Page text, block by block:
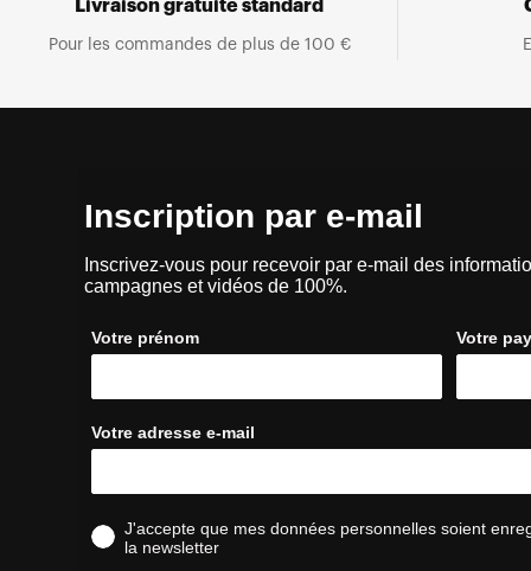
Livraison gratuite standard
Pour les commandes de plus de 100 €
Inscription par e-mail
Inscrivez-vous pour recevoir par e-mail des
campagnes et vidéos de 100%.
Votre prénom Votre
Votre adresse e-mail
J'accepte que mes données personnelles soient
la newsletter